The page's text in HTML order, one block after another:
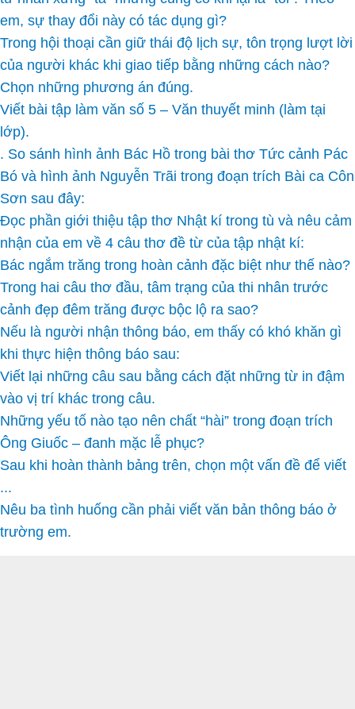
em, sự thay đổi này có tác dụng gì?
Trong hội thoại cần giữ thái độ lịch sự, tôn trọng lượt lời
của người khác khi giao tiếp bằng những cách nào?
Chọn những phương án đúng.
Viết bài tập làm văn số 5 – Văn thuyết minh (làm tại
lớp).
. So sánh hình ảnh Bác Hồ trong bài thơ Tức cảnh Pác
Bó và hình ảnh Nguyễn Trãi trong đoạn trích Bài ca Côn
Sơn sau đây:
Đọc phần giới thiệu tập thơ Nhật kí trong tù và nêu cảm
nhận của em về 4 câu thơ đề từ của tập nhật kí:
Bác ngắm trăng trong hoàn cảnh đặc biệt như thế nào?
Trong hai câu thơ đầu, tâm trạng của thi nhân trước
cảnh đẹp đêm trăng được bộc lộ ra sao?
Nếu là người nhận thông báo, em thấy có khó khăn gì
khi thực hiện thông báo sau:
Viết lại những câu sau bằng cách đặt những từ in đậm
vào vị trí khác trong câu.
Những yếu tố nào tạo nên chất “hài” trong đoạn trích
Ông Giuốc – đanh mặc lễ phục?
Sau khi hoàn thành bảng trên, chọn một vấn đề để viết
...
Nêu ba tình huống cần phải viết văn bản thông báo ở
trường em.